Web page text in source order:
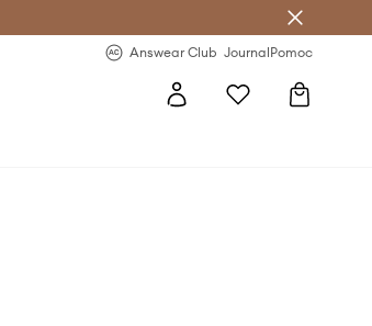
Answear Club JournalPomoc